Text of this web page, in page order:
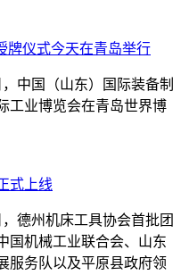
牌仪式今天在青岛举行
中国（山东）国际装备制
工业博览会在青岛世界博
式上线
德州机床工具协会首批团
国机械工业联合会、山东
服务队以及平原县政府领